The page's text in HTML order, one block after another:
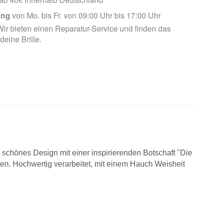
von Mo. bis Fr. von 09:00 Uhr bis 17:00 Uhr
bieten einen Reparatur-Service und finden das
Brille.
Design mit einer inspirierenden Botschaft "Die
Hochwertig verarbeitet, mit einem Hauch Weisheit